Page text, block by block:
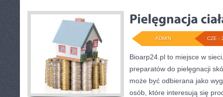
CZE -
ADMIN
Bioarp24.pl to miejsce w
preparatów do pielęgnacji
może być odbierana jako
osób, które interesują się